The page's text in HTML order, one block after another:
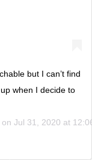
but I can’t find
when I decide to
Jul 31, 2020 at